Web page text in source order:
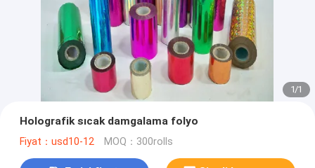
1/1
Holografik sıcak damgalama folyo
Fiyat：usd10-12 MOQ：300rolls